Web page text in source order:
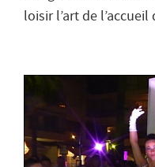
loisir l’art de l’accueil